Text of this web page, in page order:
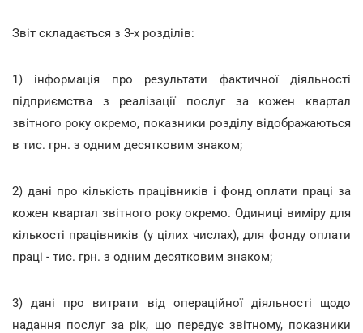
Звіт складається з 3-х розділів:
1) інформація про результати фактичної діяльності
підприємства з реалізації послуг за кожен квартал
звітного року окремо, показники розділу відображаються
в тис. грн. з одним десятковим знаком;
2) дані про кількість працівників і фонд оплати праці за
кожен квартал звітного року окремо. Одиниці виміру для
кількості працівників (у цілих числах), для фонду оплати
праці - тис. грн. з одним десятковим знаком;
3) дані про витрати від операційної діяльності щодо
надання послуг за рік, що передує звітному, показники